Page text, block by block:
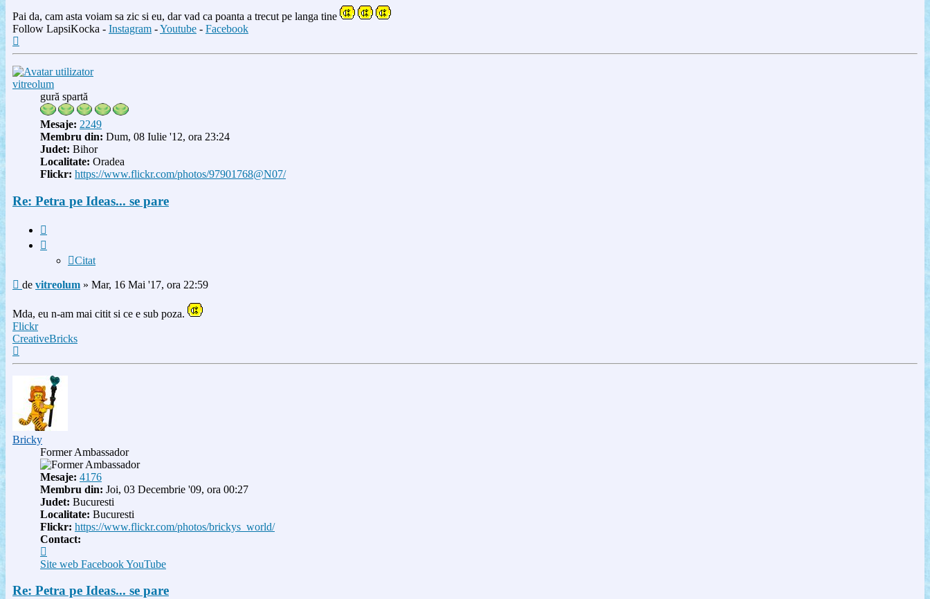
Pai da, cam asta voiam sa zic si eu, dar vad ca poanta a trecut pe langa tine
Follow LapsiKocka - Instagram -Youtube - Facebook
vitreolum
gură spartă
Mesaje: 2249
Membru din: Dum, 08 Iulie '12, ora 23:24
Judet: Bihor
Localitate: Oradea
Flickr: https://www.flickr.com/photos/97901768@N07/
Re: Petra pe Ideas... se pare
Citat
Mesaj
de vitreolum » Mar, 16 Mai '17, ora 22:59
Mda, eu n-am mai citit si ce e sub poza.
Flickr
CreativeBricks
Bricky
Former Ambassador
Mesaje: 4176
Membru din: Joi, 03 Decembrie '09, ora 00:27
Judet: Bucuresti
Localitate: Bucuresti
Flickr: https://www.flickr.com/photos/brickys_world/
Contact:
pe
Site web FacebookYouTube
Re: Petra pe Ideas... se pare